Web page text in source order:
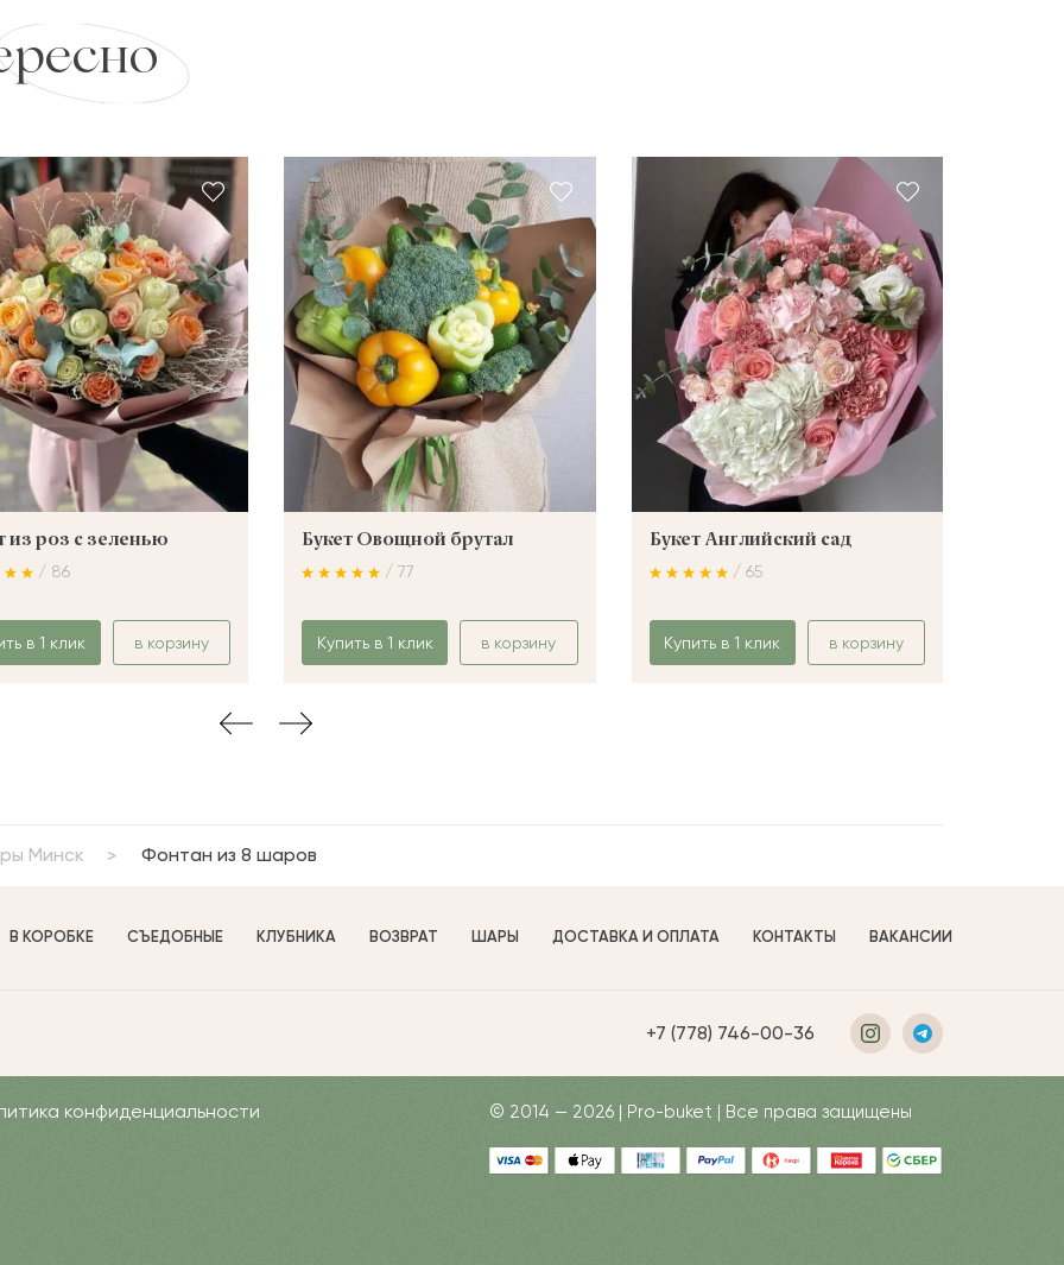
из роз с зеленью
/ 86
в 1 клик в корзину
Букет Овощной брутал
/ 77
Купить в 1 клик в корзину
Букет Английский сад
/ 65
Купить в 1 клик в корзину
Минск Фонтан из 8 шаров
В КОРОБКЕ СЪЕДОБНЫЕ КЛУБНИКА ВОЗВРАТ ШАРЫ ДОСТАВКА И ОПЛАТА КОНТАКТЫ ВАКАНСИИ
+7 (778) 746-00-36
конфиденциальности © 2014 — 2026 | Pro-buket | Все права защищены